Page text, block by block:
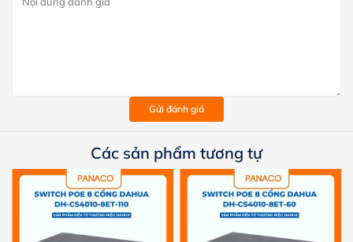
Gửi đánh giá
Các sản phẩm tương tự